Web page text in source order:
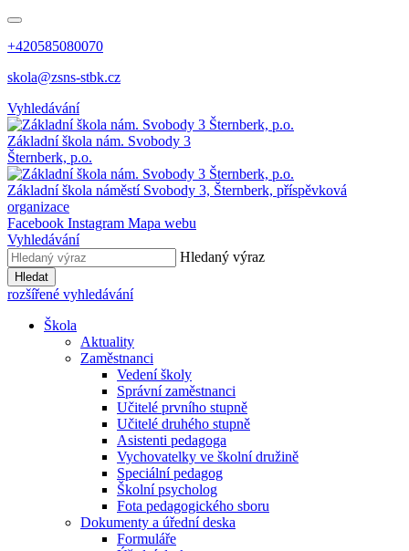
+420585080070
skola@zsns-stbk.cz
Vyhledávání
Základní škola nám. Svobody 3
Šternberk, p.o.
Základní škola náměstí Svobody 3, Šternberk, příspěvková
organizace
Facebook Instagram Mapa webu
Vyhledávání
Hledaný výraz
Hledat
rozšířené vyhledávání
Škola
Aktuality
Zaměstnanci
Vedení školy
Správní zaměstnanci
Učitelé prvního stupně
Učitelé druhého stupně
Asistenti pedagoga
Vychovatelky ve školní družině
Speciální pedagog
Školní psycholog
Fota pedagogického sboru
Dokumenty a úřední deska
Formuláře